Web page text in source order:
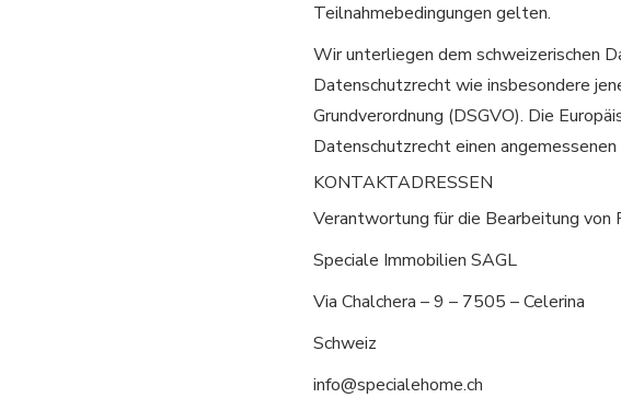
Teilnahmebedingungen gelten.
Wir unterliegen dem schweizerischen
Datenschutzrecht wie insbesondere
Grundverordnung (DSGVO). Die
Datenschutzrecht einen
KONTAKTADRESSEN
Verantwortung für die Bearbeitung von
Speciale Immobilien SAGL
Via Chalchera – 9 – 7505 – Celerina
Schweiz
info@specialehome.ch